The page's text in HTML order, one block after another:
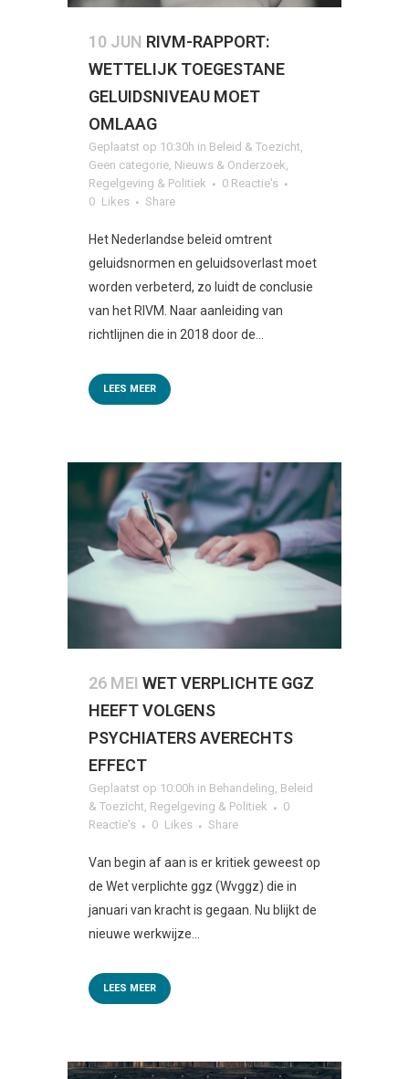
10 JUN RIVM-RAPPORT:
WETTELIJK TOEGESTANE
GELUIDSNIVEAU MOET
OMLAAG
Geplaatst op 10:30h in Beleid & Toezicht
Geen categorie Nieuws & Onderzoek
Regelgeving & Politiek
0 Reactie's
0 Likes Share
Het Nederlandse beleid omtrent
geluidsnormen en geluidsoverlast moet
worden verbeterd, zo luidt de conclusie
van het RIVM. Naar aanleiding van
richtlijnen die in 2018 door de...
LEES MEER
26 MEI WET VERPLICHTE GGZ
HEEFT VOLGENS
PSYCHIATERS AVERECHTS
EFFECT
Geplaatst op 10:00h in Behandeling, Beleid
& Toezicht, Regelgeving & Politiek
0
Reactie's
0 Likes Share
Van begin af aan is er kritiek geweest op
de Wet verplichte ggz (Wvggz) die in
januari van kracht is gegaan. Nu blijkt de
nieuwe werkwijze...
LEES MEER